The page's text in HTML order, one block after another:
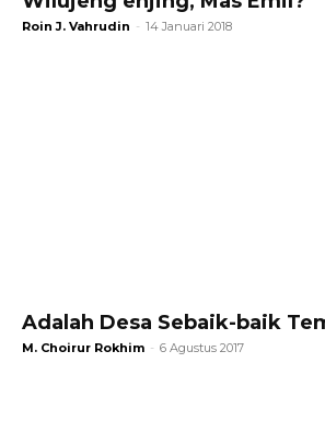
Roin J. Vahrudin - 14 Januari 2018
Adalah Desa Sebaik-baik
M. Choirur Rokhim - 6 Agustus 2017